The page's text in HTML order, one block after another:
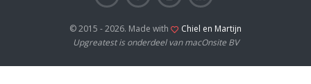
© 2015 - 2026. Made with
Chiel en Martijn
Upgreatest is onderdeel van macOnsite BV